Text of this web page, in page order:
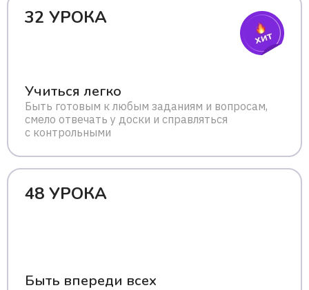
32 УРОКА
Учиться легко
Быть готовым к любым заданиям и вопросам,
смело отвечать у доски и справляться
с контрольными
48 УРОКА
Быть впереди всех